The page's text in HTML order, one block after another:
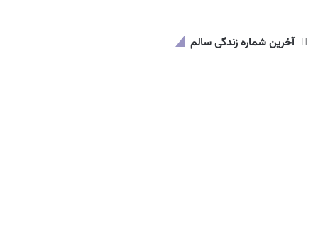
آخرین شماره زندگی سالم